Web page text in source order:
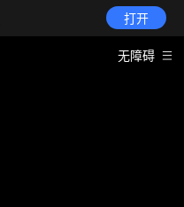
打开
无障碍